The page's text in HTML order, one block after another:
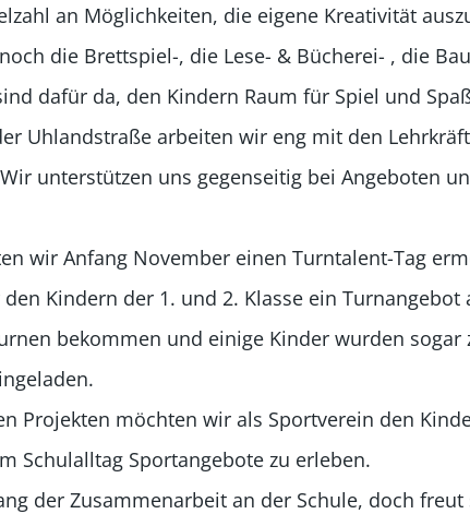
an Möglichkeiten, die eigene Kreativität
die Brettspiel-, die Lese- & Bücherei- , die
dafür da, den Kindern Raum für Spiel und
Uhlandstraße arbeiten wir eng mit den
unterstützen uns gegenseitig bei Angeboten
wir Anfang November einen Turntalent-Tag
Kindern der 1. und 2. Klasse ein
bekommen und einige Kinder wurden
Projekten möchten wir als Sportverein den
Schulalltag Sportangebote zu erleben.
der Zusammenarbeit an der Schule, doch